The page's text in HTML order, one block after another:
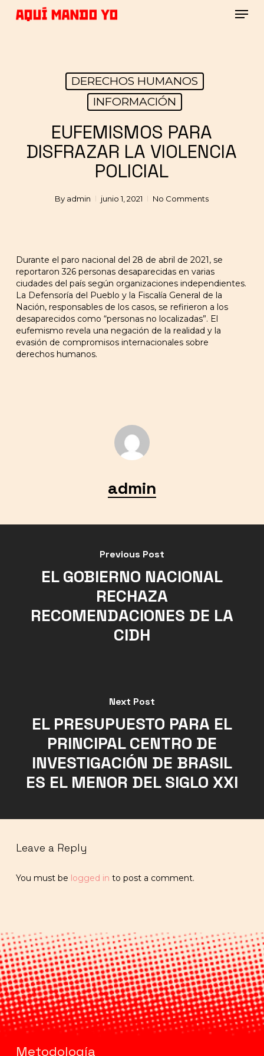
DERECHOS HUMANOS
INFORMACIÓN
EUFEMISMOS PARA
DISFRAZAR LA VIOLENCIA
POLICIAL
By admin junio 1, 2021 No Comments
Durante el paro nacional del 28 de abril de 2021, se
reportaron 326 personas desaparecidas en varias
ciudades del país según organizaciones independientes.
La Defensoría del Pueblo y la Fiscalía General de la
Nación, responsables de los casos, se refirieron a los
desaparecidos como “personas no localizadas”. El
eufemismo revela una negación de la realidad y la
evasión de compromisos internacionales sobre
derechos humanos.
admin
Previous Post
EL GOBIERNO NACIONAL
RECHAZA
RECOMENDACIONES DE LA
CIDH
Next Post
EL PRESUPUESTO PARA EL
PRINCIPAL CENTRO DE
INVESTIGACIÓN DE BRASIL
ES EL MENOR DEL SIGLO XXI
Leave a Reply
You must be logged in to post a comment.
Metodología